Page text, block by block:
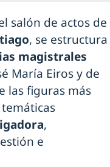
salón de actos de
, se estructura
magistrales
María Eiros y de
las figuras más
,
e